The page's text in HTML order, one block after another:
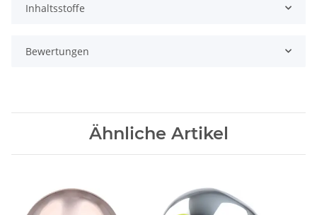
Inhaltsstoffe
Bewertungen
Ähnliche Artikel